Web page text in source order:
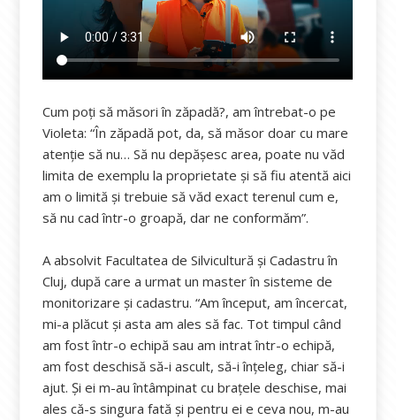
Cum poți să măsori în zăpadă?, am întrebat-o pe
Violeta: “În zăpadă pot, da, să măsor doar cu mare
atenție să nu… Să nu depășesc area, poate nu văd
limita de exemplu la proprietate și să fiu atentă aici
am o limită și trebuie să văd exact terenul cum e,
să nu cad într-o groapă, dar ne conformăm”.
A absolvit Facultatea de Silvicultură și Cadastru în
Cluj, după care a urmat un master în sisteme de
monitorizare și cadastru. “Am început, am încercat,
mi-a plăcut și asta am ales să fac. Tot timpul când
am fost într-o echipă sau am intrat într-o echipă,
am fost deschisă să-i ascult, să-i înțeleg, chiar să-i
ajut. Și ei m-au întâmpinat cu brațele deschise, mai
ales că-s singura fată și pentru ei e ceva nou, m-au